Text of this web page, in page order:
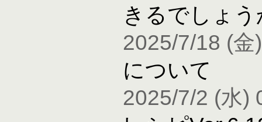
きるでしょう
2025/7/18 (金
について
2025/7/2 (水)